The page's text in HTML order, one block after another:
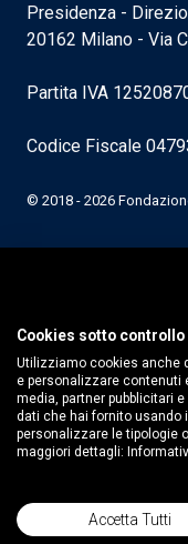
Presidenza -
20162 Milano - Via
Partita IVA
Codice Fiscale
© 2018 - 2026
Cookies sotto controllo
Utilizziamo cookies anche
e personalizzare contenuti
media, partner pubblicitari
dati che hai fornito usando
personalizzare le tipologie
maggiori dettagli:
Accetta Tutti